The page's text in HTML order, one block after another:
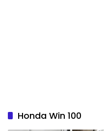
Honda Win 100